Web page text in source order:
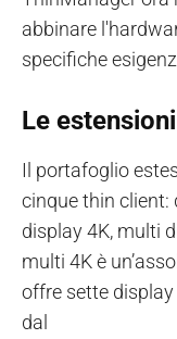
abbinare
specifiche
Le
Il portafoglio
cinque thin client:
display 4K, multi
multi 4K è
offre sette
dal